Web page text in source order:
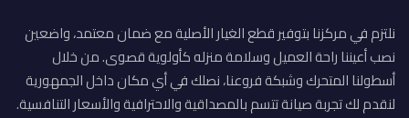
نلتزم في مركزنا بتوفير قطع الغيار الأصلية مع ضمان معتمد، واضعين
نصب أعيننا راحة العميل وسلامة منزله كأولوية قصوى. من خلال
أسطولنا المتحرك وشبكة فروعنا، نصلك في أي مكان داخل الجمهورية
لنقدم لك تجربة صيانة تتسم بالمصداقية والاحترافية والأسعار التنافسية.